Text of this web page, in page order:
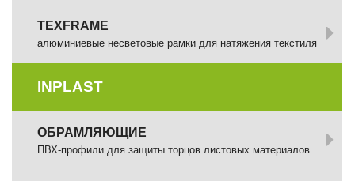
TEXFRAME
алюминиевые несветовые рамки для натяжения текстиля
INPLAST
ОБРАМЛЯЮЩИЕ
ПВХ-профили для защиты торцов листовых материалов